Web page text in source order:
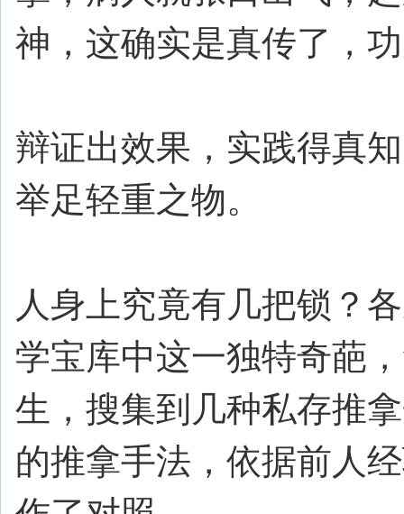
神，这确实是真传了，
辩证出效果，实践得真
举足轻重之物。
人身上究竟有几把锁？
学宝库中这一独特奇葩
生，搜集到几种私存推
的推拿手法，依据前人